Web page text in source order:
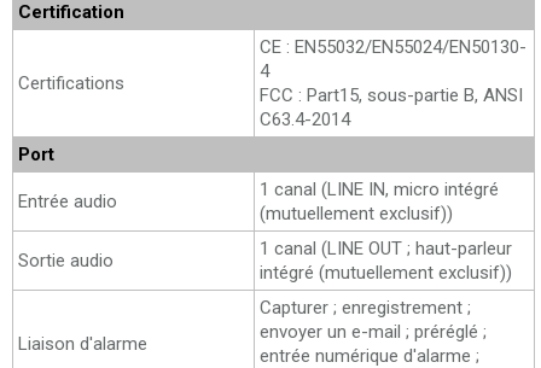
Certification
Certifications
CE : EN55032/EN55024/EN50130-
4
FCC : Part15, sous-partie B, ANSI
C63.4-2014
Port
Entrée audio
1 canal (LINE IN, micro intégré
(mutuellement exclusif))
Sortie audio
1 canal (LINE OUT ; haut-parleur
intégré (mutuellement exclusif))
Liaison d'alarme
Capturer ; enregistrement ;
envoyer un e-mail ; préréglé ;
entrée numérique d'alarme ;